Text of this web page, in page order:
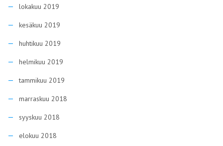
lokakuu 2019
kesäkuu 2019
huhtikuu 2019
helmikuu 2019
tammikuu 2019
marraskuu 2018
syyskuu 2018
elokuu 2018